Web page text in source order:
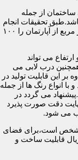
از جمله
تحقیقات انجام
شده،درب لابی لوکس می تواند ارزش هر متر مربع از آپارتمان را ۱۰۰
می تواند
باشد و همچنین درب لابی می
این قابلیت تولید در
با انواع رنگ ها از جمله
می گردد در
دقت صورت پذیرد
می شود.
مشخص است،برای فضای
قابلیت ساخت و